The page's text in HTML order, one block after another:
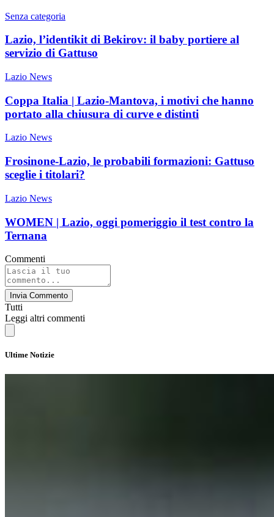
Senza categoria
Lazio, l’identikit di Bekirov: il baby portiere al
servizio di Gattuso
Lazio News
Coppa Italia | Lazio-Mantova, i motivi che hanno
portato alla chiusura di curve e distinti
Lazio News
Frosinone-Lazio, le probabili formazioni: Gattuso
sceglie i titolari?
Lazio News
WOMEN | Lazio, oggi pomeriggio il test contro la
Ternana
Commenti
Invia Commento
Tutti
Leggi altri commenti
Ultime Notizie